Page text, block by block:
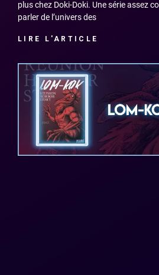
plus chez Doki-Doki. Une série assez
parler de l’univers des
LIRE L'ARTICLE